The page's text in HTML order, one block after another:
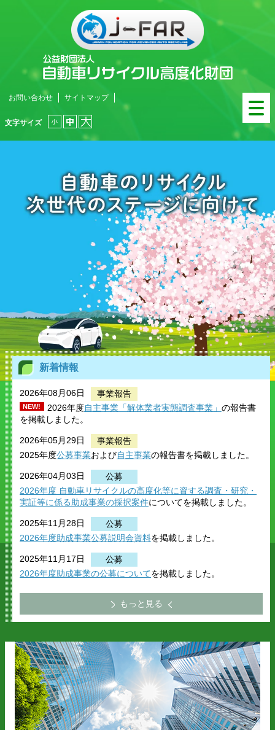
お問い合わせ サイトマップ
文字サイズ
新着情報
2026年08月06日 事業報告
NEW! 2026年度自主事業「解体業者実態調査事業」 の報告書
を掲載しました。
2026年05月29日
事業報告
2025年度公募事業および自主事業の報告書を掲載しました。
2026年04月03日
公募
2026年度 自動車リサイクルの高度化等に資する調査・研究 ・
実証等に係る助成事業の採択案件についてを掲載しました。
2025年11月28日
公募
2026年度助成事業公募説明会資料を掲載しました。
2025年11月17日
公募
2026年度助成事業の公募についてを掲載しました。
もっと見る